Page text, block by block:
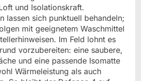
und Isolationskraft.
lassen sich punktuell behandeln;
mit geeignetem Waschmittel
Im Feld lohnt es
vorzubereiten: eine saubere,
und eine passende Isomatte
Wärmeleistung als auch